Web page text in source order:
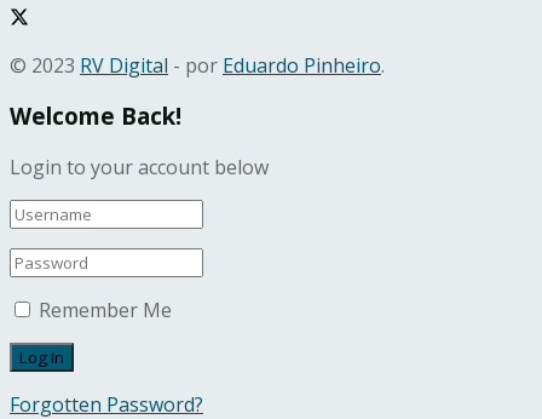
© 2023 RV Digital - por Eduardo Pinheiro.
Welcome Back!
Login to your account below
Remember Me
Forgotten Password?